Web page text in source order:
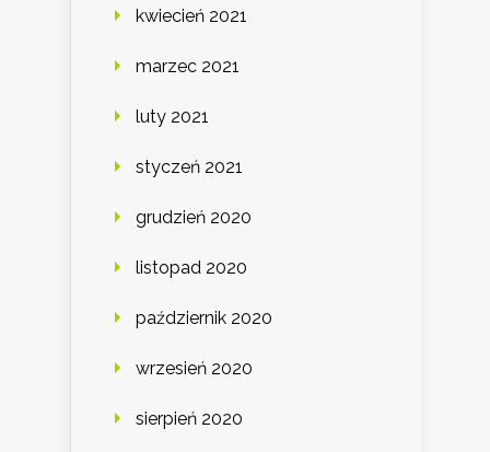
kwiecień 2021
marzec 2021
luty 2021
styczeń 2021
grudzień 2020
listopad 2020
październik 2020
wrzesień 2020
sierpień 2020